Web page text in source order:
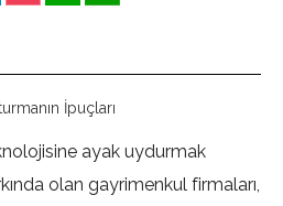
ayak uydurmak
olan gayrimenkul firmaları,